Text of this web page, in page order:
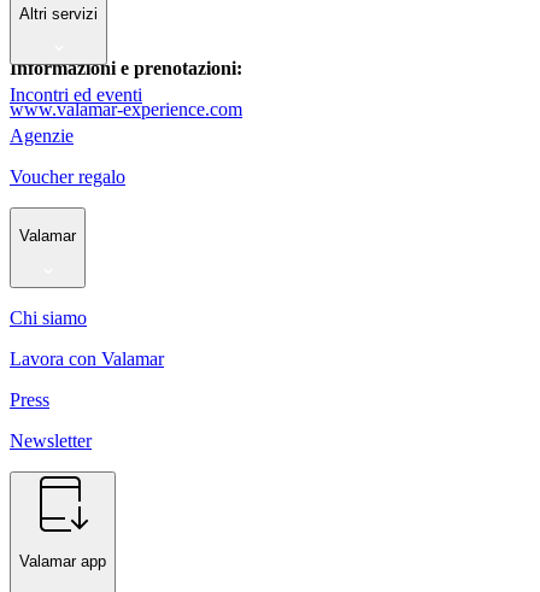
Informazioni e prenotazioni:
www.valamar-experience.com
Altri servizi
Incontri ed eventi
Agenzie
Voucher regalo
Valamar
Chi siamo
Lavora con Valamar
Press
Newsletter
Valamar app